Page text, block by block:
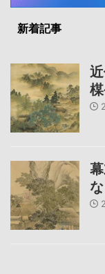
新着記事